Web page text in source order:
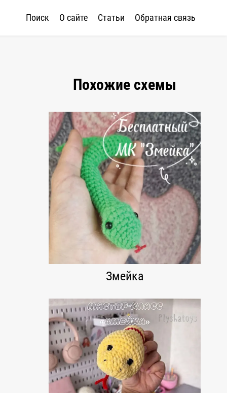
Поиск О сайте Статьи Обратная связь
Похожие схемы
Змейка